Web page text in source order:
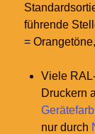
führende
=
Viele
Druckern
nur durch